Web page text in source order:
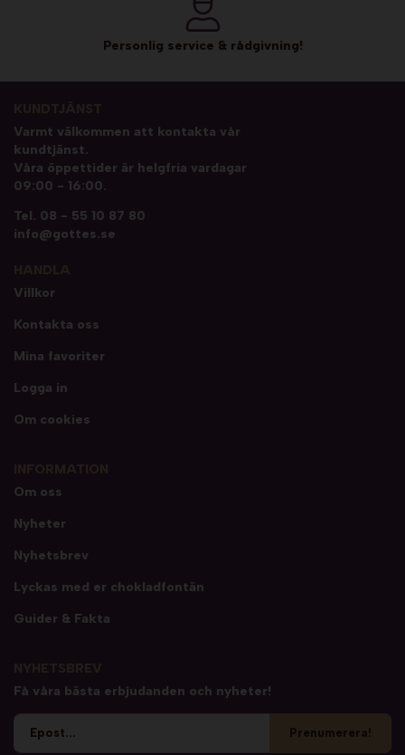
Personlig service & rådgivning!
Varmt välkommen att kontakta vår
kundtjänst.
Våra öppettider är helgfria vardagar
09:00 - 16:00.
Tel. 08 - 55 10 87 80
info@gottes.se
Villkor
Kontakta oss
Mina favoriter
Logga in
Om cookies
Om oss
Nyheter
Nyhetsbrev
Lyckas med er chokladfontän
Guider & Fakta
Få våra bästa erbjudanden och nyheter!
Prenumerera!